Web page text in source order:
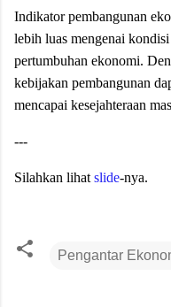
Indikator pembangunan
lebih luas mengenai
pertumbuhan ekonomi.
kebijakan pembangunan
mencapai kesejahteraan
---
Silahkan lihat slide-nya.
Pengantar